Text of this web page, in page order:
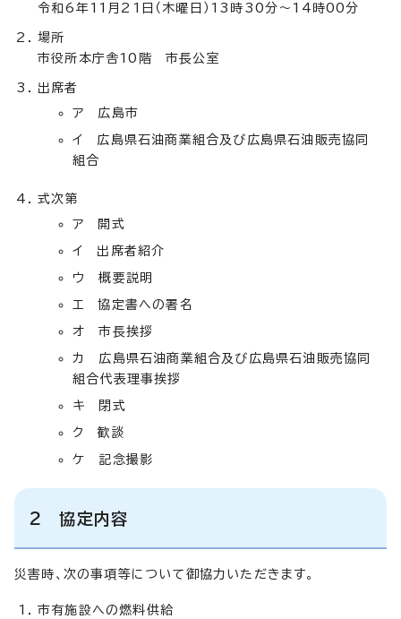
令和6年11月21日（木曜日）13時30分～14時00分
場所
市役所本庁舎10階 市長公室
出席者
ア 広島市
イ 広島県石油商業組合及び広島県石油販売協同
組合
式次第
ア 開式
イ 出席者紹介
ウ 概要説明
エ 協定書への署名
オ 市長挨拶
カ 広島県石油商業組合及び広島県石油販売協同
組合代表理事挨拶
キ 閉式
ク 歓談
ケ 記念撮影
2 協定内容
災害時、次の事項等について御協力いただきます。
市有施設への燃料供給